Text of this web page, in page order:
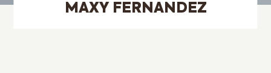
MAXY FERNANDEZ